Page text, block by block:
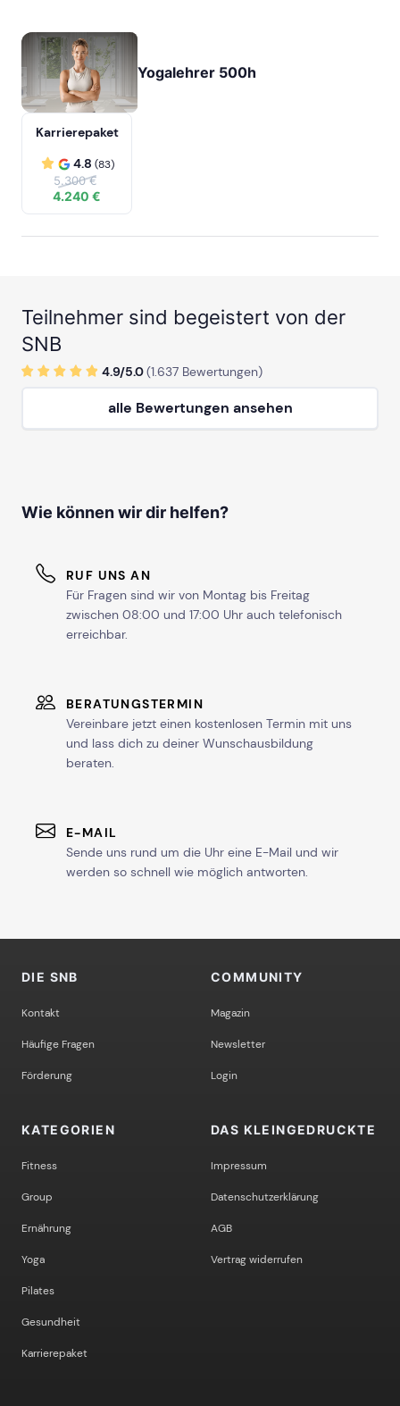
Yogalehrer 500h
Karrierepaket
4.8 (83)
5.300 €
4.240 €
Teilnehmer sind begeistert von der
SNB
4.9/5.0(1.637 Bewertungen)
alle Bewertungen ansehen
Wie können wir dir helfen?
RUF UNS AN
Für Fragen sind wir von Montag bis Freitag
zwischen 08:00 und 17:00 Uhr auch telefonisch
erreichbar.
BERATUNGSTERMIN
Vereinbare jetzt einen kostenlosen Termin mit uns
und lass dich zu deiner Wunschausbildung
beraten.
E-MAIL
Sende uns rund um die Uhr eine E-Mail und wir
werden so schnell wie möglich antworten.
DIE SNB
Kontakt
Häufige Fragen
Förderung
COMMUNITY
Magazin
Newsletter
Login
KATEGORIEN
Fitness
Group
Ernährung
Yoga
Pilates
Gesundheit
Karrierepaket
DAS KLEINGEDRUCKTE
Impressum
Datenschutzerklärung
AGB
Vertrag widerrufen